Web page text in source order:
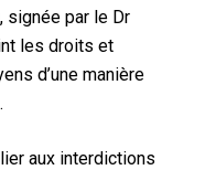
par le Dr
les droits et
d’une manière
aux interdictions